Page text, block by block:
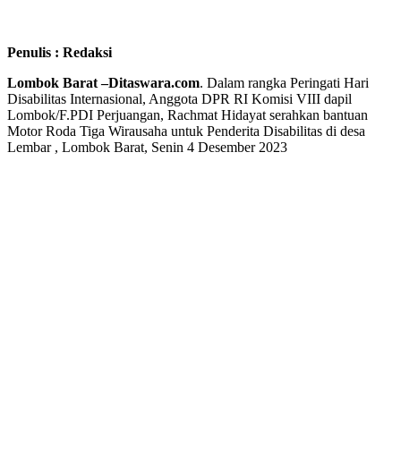
Penulis : Redaksi
Lombok Barat –Ditaswara.com. Dalam rangka Peringati Hari
Disabilitas Internasional, Anggota DPR RI Komisi VIII dapil
Lombok/F.PDI Perjuangan, Rachmat Hidayat serahkan bantuan
Motor Roda Tiga Wirausaha untuk Penderita Disabilitas di desa
Lembar , Lombok Barat, Senin 4 Desember 2023